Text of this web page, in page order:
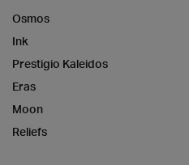
Osmos
Ink
Prestigio Kaleidos
Eras
Moon
Reliefs